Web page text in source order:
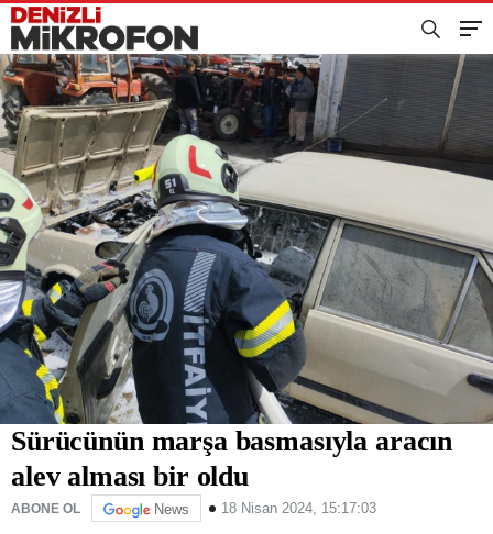
Sürücünün marşa basmasıyla aracın
alev alması bir oldu
ABONE OL News 18 Nisan 2024, 15:17:03